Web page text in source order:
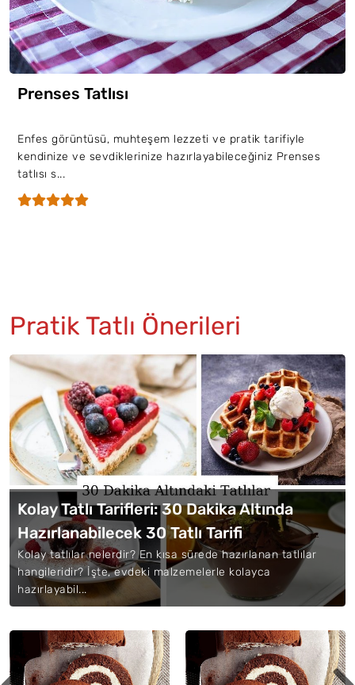
Prenses Tatlısı
Enfes görüntüsü, muhteşem lezzeti ve pratik tarifiyle
kendinize ve sevdiklerinize hazırlayabileceğiniz Prenses
tatlısı s...
Pratik Tatlı Önerileri
Kolay Tatlı Tarifleri: 30 Dakika Altında
Hazırlanabilecek 30 Tatlı Tarifi
Kolay tatlılar nelerdir? En kısa sürede hazırlanan tatlılar
hangileridir? İşte, evdeki malzemelerle kolayca
hazırlayabil...